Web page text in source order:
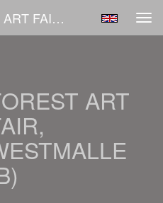
Jan Teunissen - FOREST ART FAIR, WESTMALLE (B)
ART